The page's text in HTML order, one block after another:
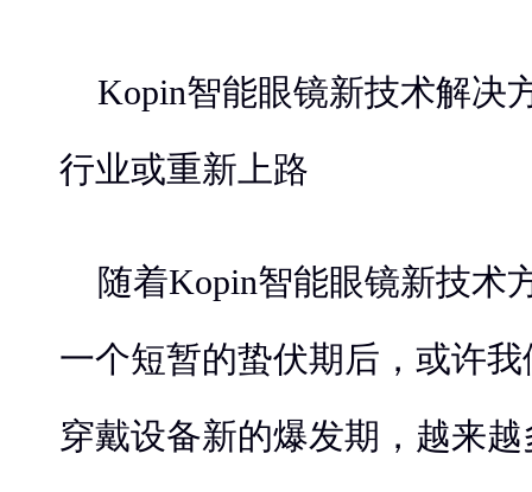
Kopin智能眼镜新技术解决
行业或重新上路
随着Kopin智能眼镜新技术
一个短暂的蛰伏期后，或许
穿戴设备新的爆发期，越来越